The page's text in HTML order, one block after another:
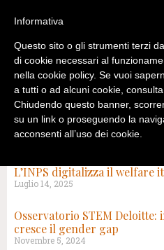
L’INPS digitalizza il welfare
Luglio 14, 2025
Osservatorio STEM
cresce il gender gap
Novembre 5, 2024
Informativa
Questo sito o gli strumenti terzi
di cookie necessari al
nella cookie policy. Se vuoi
a tutti o ad alcuni cookie,
Chiudendo questo banner,
su un link o proseguendo la
acconsenti all’uso dei cookie.